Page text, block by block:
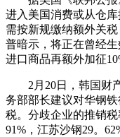
进入美国消费或从仓
需按新规缴纳额外关
普暗示，将正在曾经
进口商品再额外加征
2月20日，韩国财产
务部部长建议对华钢铁
税。分歧企业的推销税
91%，江苏沙钢29。